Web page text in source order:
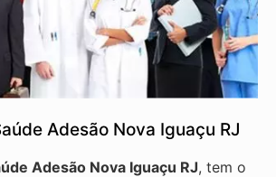
Adesão Nova Iguaçu RJ
Adesão Nova Iguaçu RJ, tem o